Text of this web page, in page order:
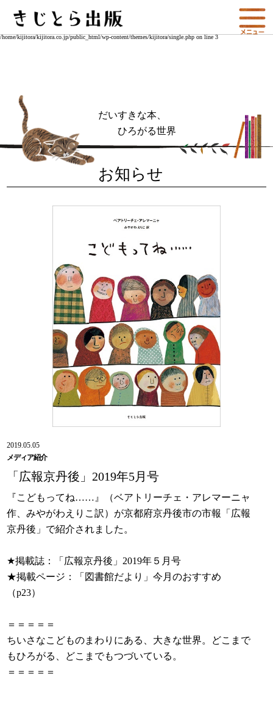
Warning: Undefined array key 1 in
/home/kijitora/kijitora.co.jp/public_html/wp-
content/themes/kijitora/single.php
on line
/home/kijitora/kijitora.co.jp/public_html/wp-content/themes/kijitora/single.phpon line3
だいすきな本、
ひろがる世界
お知らせ
2019.05.05
メディア紹介
「広報京丹後」2019年5月号
『こどもってね……』（ベアトリーチェ・アレマーニャ
作、みやがわえりこ訳）が京都府京丹後市の市報「広報
京丹後」で紹介されました。
★掲載誌：「広報京丹後」2019年５月号
★掲載ページ：「図書館だより」今月のおすすめ
（p23）
＝＝＝＝＝
ちいさなこどものまわりにある、大きな世界。どこまで
もひろがる、どこまでもつづいている。
＝＝＝＝＝